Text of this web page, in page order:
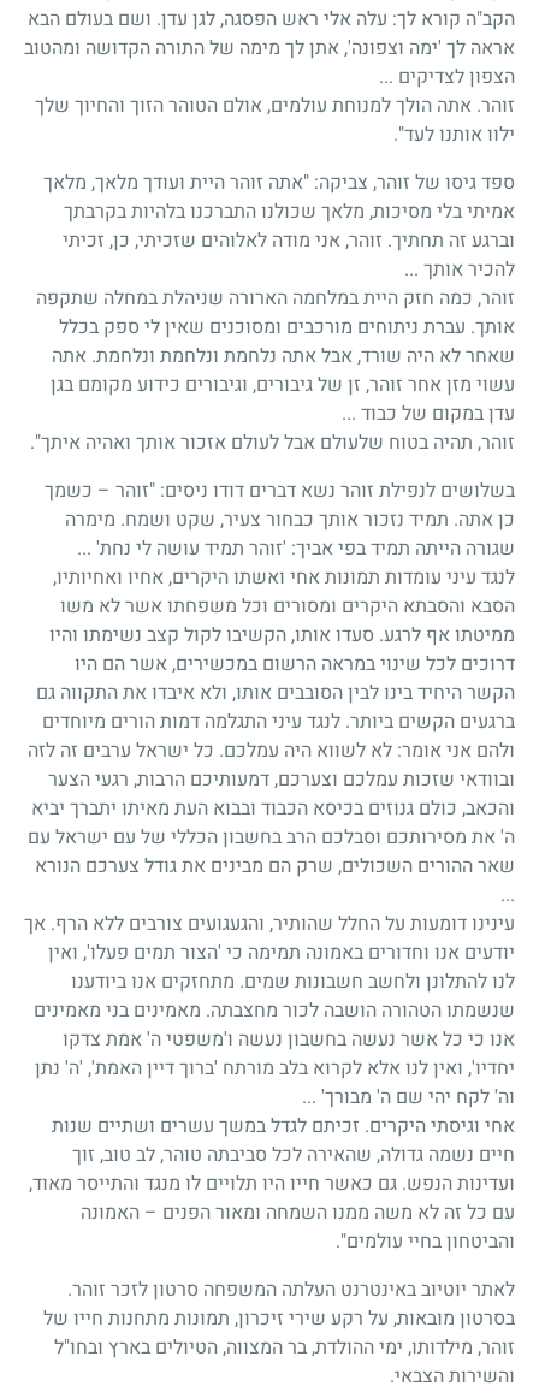
הקב"ה קורא לך: עלה אלי ראש הפסגה, לגן עדן. ושם בעולם הבא
אראה לך 'ימה וצפונה', אתן לך מימה של התורה הקדושה ומהטוב
הצפון לצדיקים ...
זוהר. אתה הולך למנוחת עולמים, אולם הטוהר הזוך והחיוך שלך
ילוו אותנו לעד".
ספד גיסו של זוהר, צביקה: "אתה זוהר היית ועודך מלאך, מלאך
אמיתי בלי מסיכות, מלאך שכולנו התברכנו בלהיות בקרבתך
וברגע זה תחתיך. זוהר, אני מודה לאלוהים שזכיתי, כן, זכיתי
להכיר אותך ...
זוהר, כמה חזק היית במלחמה הארורה שניהלת במחלה שתקפה
אותך. עברת ניתוחים מורכבים ומסוכנים שאין לי ספק בכלל
שאחר לא היה שורד, אבל אתה נלחמת ונלחמת ונלחמת. אתה
עשוי מזן אחר זוהר, זן של גיבורים, וגיבורים כידוע מקומם בגן
עדן במקום של כבוד ...
זוהר, תהיה בטוח שלעולם אבל לעולם אזכור אותך ואהיה איתך".
בשלושים לנפילת זוהר נשא דברים דודו ניסים: "זוהר – כשמך
כן אתה. תמיד נזכור אותך כבחור צעיר, שקט ושמח. מימרה
שגורה הייתה תמיד בפי אביך: 'זוהר תמיד עושה לי נחת' ...
לנגד עיני עומדות תמונות אחי ואשתו היקרים, אחיו ואחיותיו,
הסבא והסבתא היקרים ומסורים וכל משפחתו אשר לא משו
ממיטתו אף לרגע. סעדו אותו, הקשיבו לקול קצב נשימתו והיו
דרוכים לכל שינוי במראה הרשום במכשירים, אשר הם היו
הקשר היחיד בינו לבין הסובבים אותו, ולא איבדו את התקווה גם
ברגעים הקשים ביותר. לנגד עיני התגלמה דמות הורים מיוחדים
ולהם אני אומר: לא לשווא היה עמלכם. כל ישראל ערבים זה לזה
ובוודאי שזכות עמלכם וצערכם, דמעותיכם הרבות, רגעי הצער
והכאב, כולם גנוזים בכיסא הכבוד ובבוא העת מאיתו יתברך יביא
ה' את מסירותכם וסבלכם הרב בחשבון הכללי של עם ישראל עם
שאר ההורים השכולים, שרק הם מבינים את גודל צערכם הנורא
...
עינינו דומעות על החלל שהותיר, והגעגועים צורבים ללא הרף. אך
יודעים אנו וחדורים באמונה תמימה כי 'הצור תמים פעלו', ואין
לנו להתלונן ולחשב חשבונות שמים. מתחזקים אנו ביודענו
שנשמתו הטהורה הושבה לכור מחצבתה. מאמינים בני מאמינים
אנו כי כל אשר נעשה בחשבון נעשה ו'משפטי ה' אמת צדקו
יחדיו', ואין לנו אלא לקרוא בלב מורתח 'ברוך דיין האמת', 'ה' נתן
וה' לקח יהי שם ה' מבורך' ...
אחי וגיסתי היקרים. זכיתם לגדל במשך עשרים ושתיים שנות
חיים נשמה גדולה, שהאירה לכל סביבתה טוהר, לב טוב, זוך
ועדינות הנפש. גם כאשר חייו היו תלויים לו מנגד והתייסר מאוד,
עם כל זה לא משה ממנו השמחה ומאור הפנים – האמונה
והביטחון בחיי עולמים".
לאתר יוטיוב באינטרנט העלתה המשפחה סרטון לזכר זוהר.
בסרטון מובאות, על רקע שירי זיכרון, תמונות מתחנות חייו של
זוהר, מילדותו, ימי ההולדת, בר המצווה, הטיולים בארץ ובחו"ל
והשירות הצבאי.